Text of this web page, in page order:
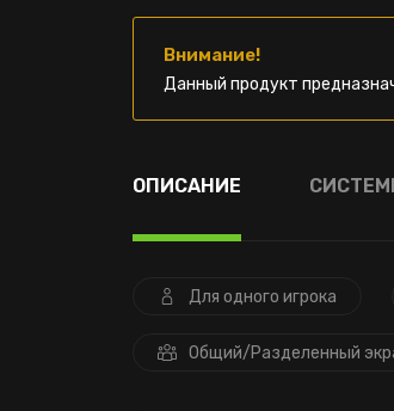
Внимание!
Данный продукт
ОПИСАНИЕ
Для одного игрока
Общий/Разделенный